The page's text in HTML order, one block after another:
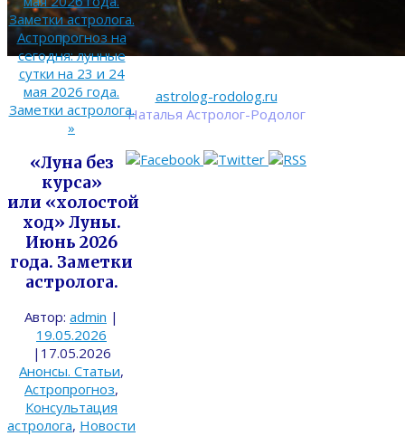
astrolog-rodolog.ru
Наталья Астролог-Родолог
Заметки астролога.
Астропрогноз на
сегодня: лунные
сутки на 23 и 24
мая 2026 года.
Заметки астролога.
»
«Луна без
курса»
или «холостой
ход» Луны.
Июнь 2026
года. Заметки
астролога.
Автор: admin |
19.05.2026
| 17.05.2026
Анонсы. Статьи,
Астропрогноз,
Консультация
астролога, Новости